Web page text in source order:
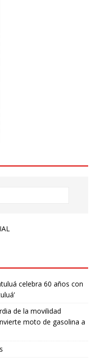
celebra 60 años con
de la movilidad
moto de gasolina a